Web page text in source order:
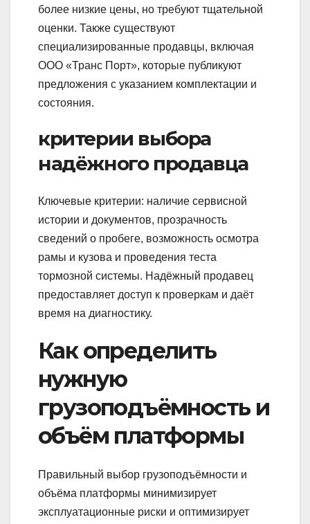
более низкие цены, но требуют тщательной
оценки. Также существуют
специализированные продавцы, включая
ООО «Транс Порт», которые публикуют
предложения с указанием комплектации и
состояния.
критерии выбора
надёжного продавца
Ключевые критерии: наличие сервисной
истории и документов, прозрачность
сведений о пробеге, возможность осмотра
рамы и кузова и проведения теста
тормозной системы. Надёжный продавец
предоставляет доступ к проверкам и даёт
время на диагностику.
Как определить
нужную
грузоподъёмность и
объём платформы
Правильный выбор грузоподъёмности и
объёма платформы минимизирует
эксплуатационные риски и оптимизирует